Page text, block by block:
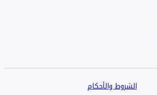
الشروط والأحكام